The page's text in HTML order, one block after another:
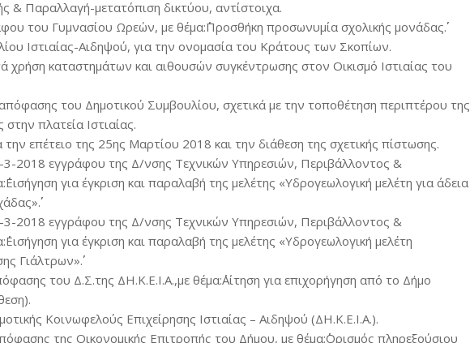
& Παραλλαγή-μετατόπιση δικτύου, αντίστοιχα.
του Γυμνασίου Ωρεών, με θέμα:΄΄Προσθήκη προσωνυμία σχολικής μονάδας΄΄.
Ιστιαίας-Αιδηψού, για την ονομασία του Κράτους των Σκοπίων.
καταστημάτων και αιθουσών συγκέντρωσης στον Οικισμό Ιστιαίας του
του Δημοτικού Συμβουλίου, σχετικά με την τοποθέτηση περιπτέρου της
πλατεία Ιστιαίας.
επέτειο της 25ης Μαρτίου 2018 και την διάθεση της σχετικής πίστωσης.
2018 εγγράφου της Δ/νσης Τεχνικών Υπηρεσιών, Περιβάλλοντος &
για έγκριση και παραλαβή της μελέτης «Υδρογεωλογική μελέτη για άδεια
2018 εγγράφου της Δ/νσης Τεχνικών Υπηρεσιών, Περιβάλλοντος &
για έγκριση και παραλαβή της μελέτης «Υδρογεωλογική μελέτη
Γιάλτρων»΄΄.
του Δ.Σ.της ΔΗ.Κ.Ε.Ι.Α.,με θέμα:΄΄Αίτηση για επιχορήγηση από το Δήμο
Κοινωφελούς Επιχείρησης Ιστιαίας – Αιδηψού (ΔΗ.Κ.Ε.Ι.Α.).
της Οικονομικής Επιτροπής του Δήμου, με θέμα:΄΄Ορισμός πληρεξούσιου